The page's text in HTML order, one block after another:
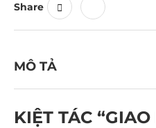
Share
MÔ TẢ
KIỆT TÁC